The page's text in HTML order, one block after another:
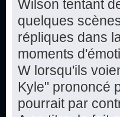
Wilson tentant
quelques
répliques dans
moments
W lorsqu'ils
Kyle" prononcé
pourrait par